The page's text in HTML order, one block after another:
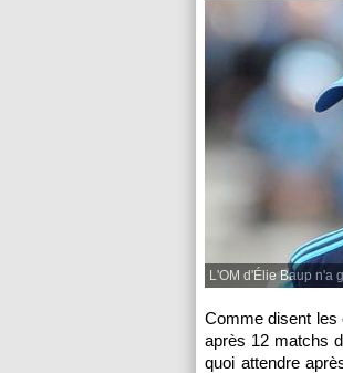
L'OM d'Élie Baup n'a
Comme disent les
après 12 matchs
quoi attendre